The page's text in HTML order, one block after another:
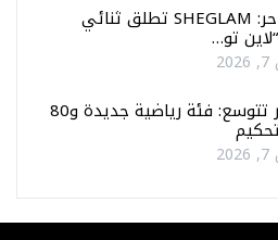
تألق ساحر: SHEGLAM تطلق ثنائي
تو…
جوائز أثر تتوسع: فئة رياضية جديدة و80